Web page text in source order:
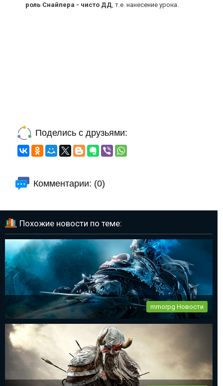
роль Снайпера - чисто ДД , т.е. нанесение урона.
Поделись с друзьями:
Комментарии: (0)
Похожие новости по теме:
mmorpg Новости
World of Warcraft 11 день рождения
Все фанаты mmorpg World of Warcraft празднуют 11-ый день
рождения...